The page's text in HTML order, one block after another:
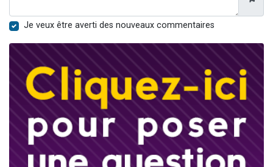
Je veux être averti des nouveaux commentaires